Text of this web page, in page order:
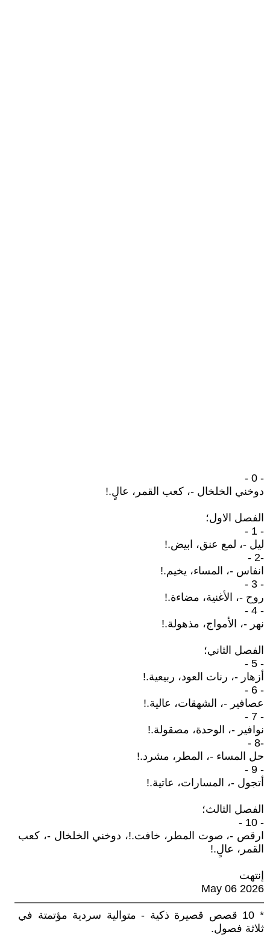
- 0 -
دوخني الخلخال -، كعب القمر، عالٍ.!
الفصل الاول؛
- 1 -
ليل -، لمع عنق، ابيض.!
-2 -
انفاس -، المساء، يخيم.!
- 3 -
روح -، الأغنية، مضاءة.!
- 4 -
نهر -، الأمواج، مذهولة.!
الفصل الثاني؛
- 5 -
أزهار -، رنات العود، ربيعية.!
- 6 -
عصافير -، الشهقات، عالية.!
- 7 -
نوافير -، الوحدة، مصقولة.!
-8 -
حل المساء -، المطر، مشرد.!
- 9 -
أتجول -، المسارات، عاتية.!
الفصل الثالث؛
- 10 -
ارقص -، صوت المطر، خافت.!، دوخني الخلخال -، كعب
القمر، عالٍ.!
إنتهت
May 06 2026
———————————————————————
* 10 قصص قصيرة ذكية - متوالية سردية مؤتمتة في
ثلاثة فصول.